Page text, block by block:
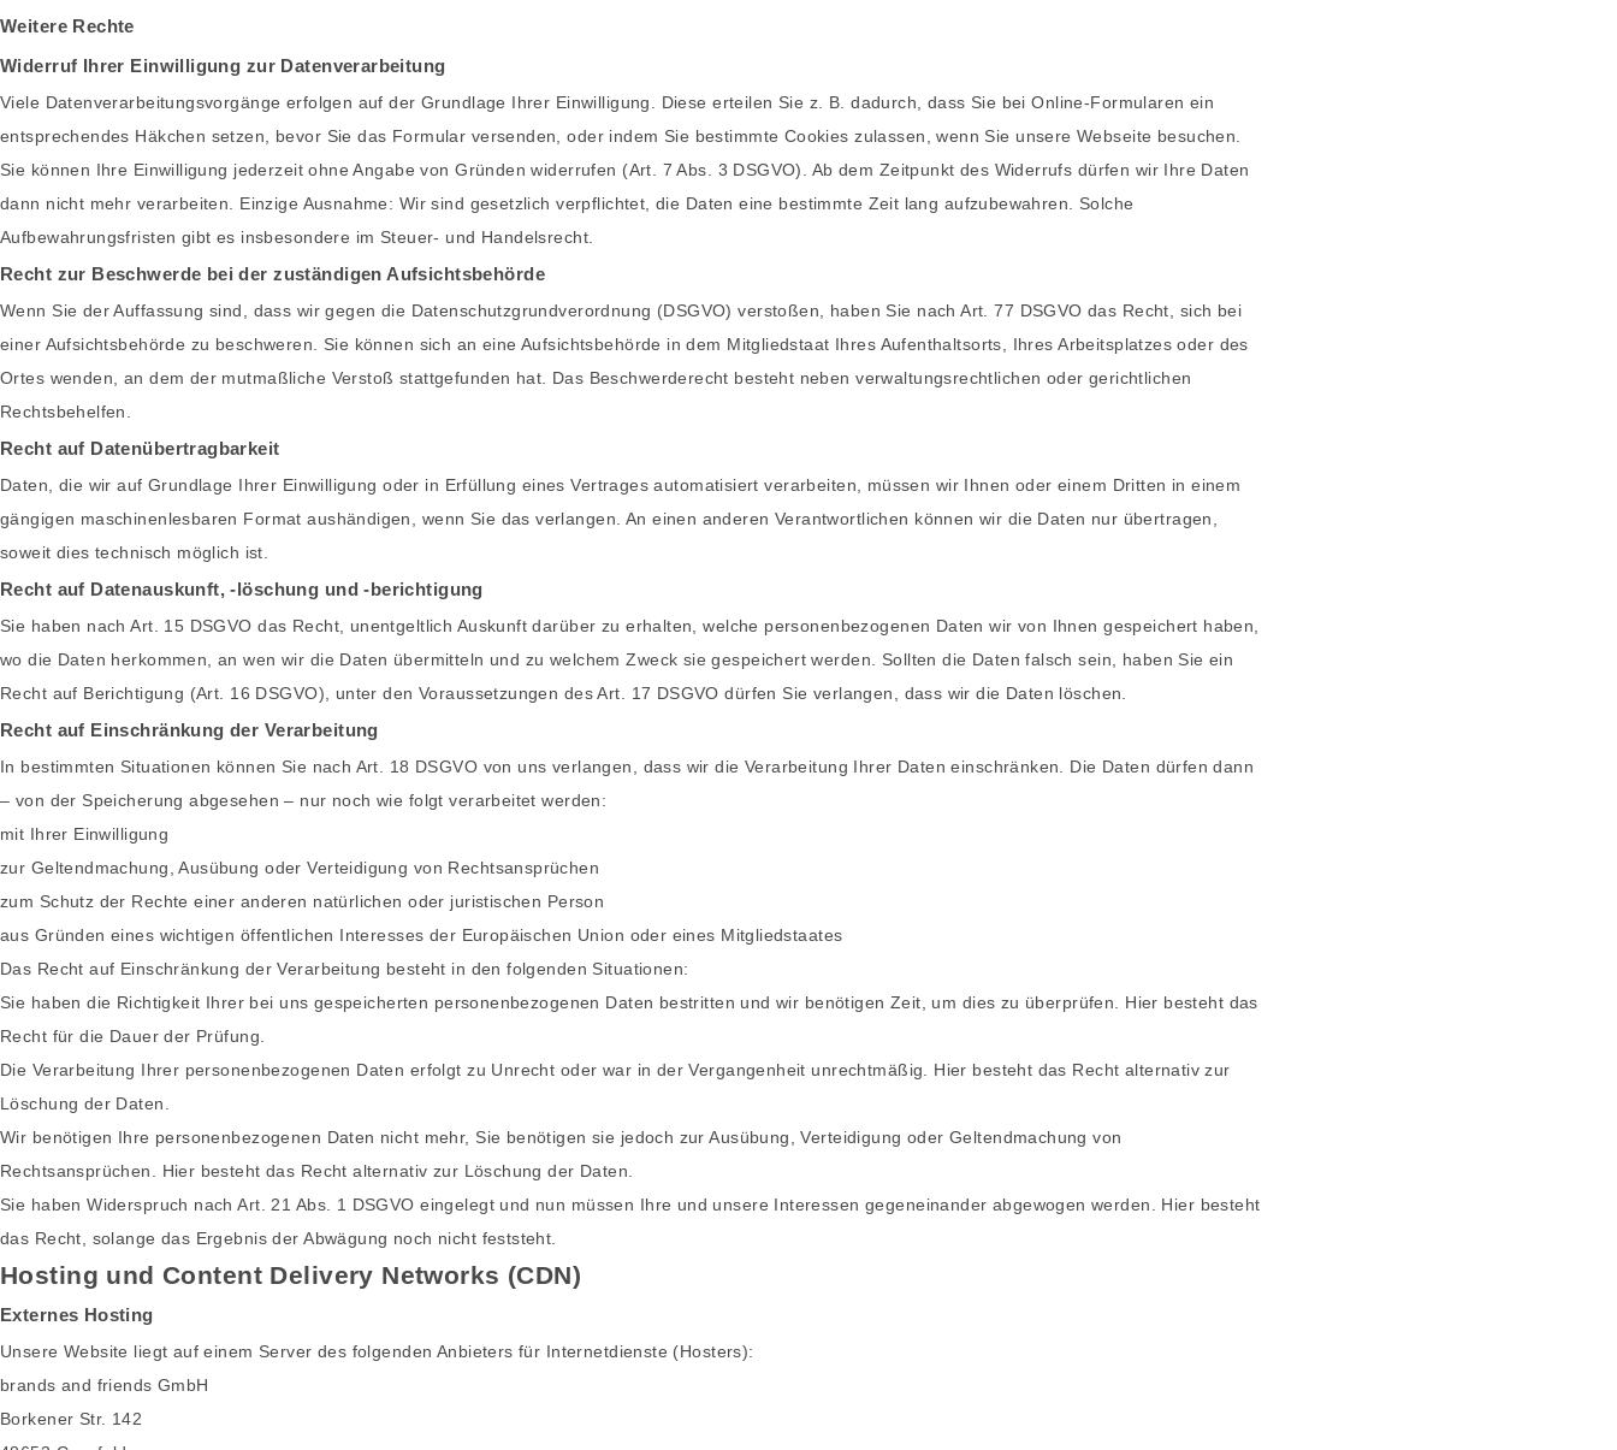
Weitere Rechte
Widerruf Ihrer Einwilligung zur Datenverarbeitung
Viele Datenverarbeitungsvorgänge erfolgen auf der Grundlage Ihrer Einwilligung. Diese erteilen Sie z. B. dadurch, dass Sie bei Online-Formularen ein
entsprechendes Häkchen setzen, bevor Sie das Formular versenden, oder indem Sie bestimmte Cookies zulassen, wenn Sie unsere Webseite besuchen.
Sie können Ihre Einwilligung jederzeit ohne Angabe von Gründen widerrufen (Art. 7 Abs. 3 DSGVO). Ab dem Zeitpunkt des Widerrufs dürfen wir Ihre Daten
dann nicht mehr verarbeiten. Einzige Ausnahme: Wir sind gesetzlich verpflichtet, die Daten eine bestimmte Zeit lang aufzubewahren. Solche
Aufbewahrungsfristen gibt es insbesondere im Steuer- und Handelsrecht.
Recht zur Beschwerde bei der zuständigen Aufsichtsbehörde
Wenn Sie der Auffassung sind, dass wir gegen die Datenschutzgrundverordnung (DSGVO) verstoßen, haben Sie nach Art. 77 DSGVO das Recht, sich bei
einer Aufsichtsbehörde zu beschweren. Sie können sich an eine Aufsichtsbehörde in dem Mitgliedstaat Ihres Aufenthaltsorts, Ihres Arbeitsplatzes oder des
Ortes wenden, an dem der mutmaßliche Verstoß stattgefunden hat. Das Beschwerderecht besteht neben verwaltungsrechtlichen oder gerichtlichen
Rechtsbehelfen.
Recht auf Datenübertragbarkeit
Daten, die wir auf Grundlage Ihrer Einwilligung oder in Erfüllung eines Vertrages automatisiert verarbeiten, müssen wir Ihnen oder einem Dritten in einem
gängigen maschinenlesbaren Format aushändigen, wenn Sie das verlangen. An einen anderen Verantwortlichen können wir die Daten nur übertragen,
soweit dies technisch möglich ist.
Recht auf Datenauskunft, -löschung und -berichtigung
Sie haben nach Art. 15 DSGVO das Recht, unentgeltlich Auskunft darüber zu erhalten, welche personenbezogenen Daten wir von Ihnen gespeichert haben,
wo die Daten herkommen, an wen wir die Daten übermitteln und zu welchem Zweck sie gespeichert werden. Sollten die Daten falsch sein, haben Sie ein
Recht auf Berichtigung (Art. 16 DSGVO), unter den Voraussetzungen des Art. 17 DSGVO dürfen Sie verlangen, dass wir die Daten löschen.
Recht auf Einschränkung der Verarbeitung
In bestimmten Situationen können Sie nach Art. 18 DSGVO von uns verlangen, dass wir die Verarbeitung Ihrer Daten einschränken. Die Daten dürfen dann
– von der Speicherung abgesehen – nur noch wie folgt verarbeitet werden:
mit Ihrer Einwilligung
zur Geltendmachung, Ausübung oder Verteidigung von Rechtsansprüchen
zum Schutz der Rechte einer anderen natürlichen oder juristischen Person
aus Gründen eines wichtigen öffentlichen Interesses der Europäischen Union oder eines Mitgliedstaates
Das Recht auf Einschränkung der Verarbeitung besteht in den folgenden Situationen:
Sie haben die Richtigkeit Ihrer bei uns gespeicherten personenbezogenen Daten bestritten und wir benötigen Zeit, um dies zu überprüfen. Hier besteht das
Recht für die Dauer der Prüfung.
Die Verarbeitung Ihrer personenbezogenen Daten erfolgt zu Unrecht oder war in der Vergangenheit unrechtmäßig. Hier besteht das Recht alternativ zur
Löschung der Daten.
Wir benötigen Ihre personenbezogenen Daten nicht mehr, Sie benötigen sie jedoch zur Ausübung, Verteidigung oder Geltendmachung von
Rechtsansprüchen. Hier besteht das Recht alternativ zur Löschung der Daten.
Sie haben Widerspruch nach Art. 21 Abs. 1 DSGVO eingelegt und nun müssen Ihre und unsere Interessen gegeneinander abgewogen werden. Hier besteht
das Recht, solange das Ergebnis der Abwägung noch nicht feststeht.
Hosting und Content Delivery Networks (CDN)
Externes Hosting
Unsere Website liegt auf einem Server des folgenden Anbieters für Internetdienste (Hosters):
brands and friends GmbH
Borkener Str. 142